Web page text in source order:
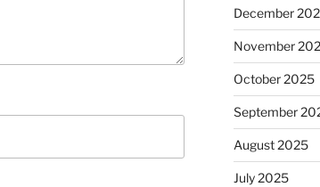
December
November
October 2025
September
August 2025
July 2025